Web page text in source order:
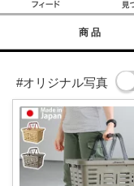
商品
#オリジナル写真